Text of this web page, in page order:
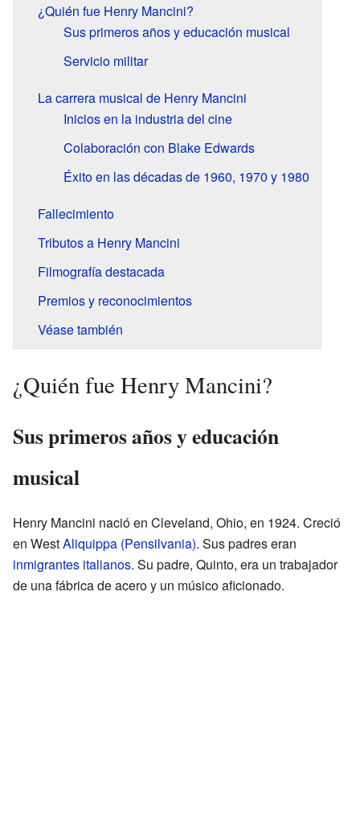
¿Quién fue Henry Mancini?
Sus primeros años y educación musical
Servicio militar
La carrera musical de Henry Mancini
Inicios en la industria del cine
Colaboración con Blake Edwards
Éxito en las décadas de 1960, 1970 y 1980
Fallecimiento
Tributos a Henry Mancini
Filmografía destacada
Premios y reconocimientos
Véase también
¿Quién fue Henry Mancini?
Sus primeros años y educación
musical
Henry Mancini nació en Cleveland, Ohio, en 1924. Creció
en WestAliquippa (Pensilvania). Sus padres eran
inmigrantes italianos. Su padre, Quinto, era un trabajador
de una fábrica de acero y un músico aficionado.